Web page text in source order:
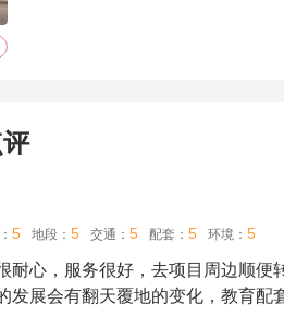
5 地段： 5 交通： 5 配套： 5 环境： 5
耐心，服务很好，去项目周边顺便
发展会有翻天覆地的变化，教育